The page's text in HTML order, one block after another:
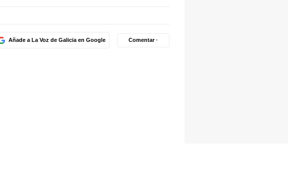
Añade a La Voz de Galicia en Google Comentar ·